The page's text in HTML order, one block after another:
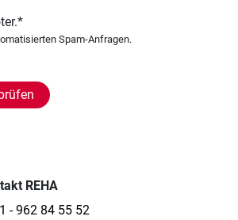
REHA
- 962 84 55 52